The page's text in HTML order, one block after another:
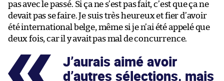
pas avec le passé. Si ça ne s’est pas fait, c’est que ça ne
devait pas se faire. Je suis très heureux et fier d’avoir
été international belge, même si je n’ai été appelé que
deux fois, car il y avait pas mal de concurrence.
J’aurais aimé avoir
d’autres sélections, mais